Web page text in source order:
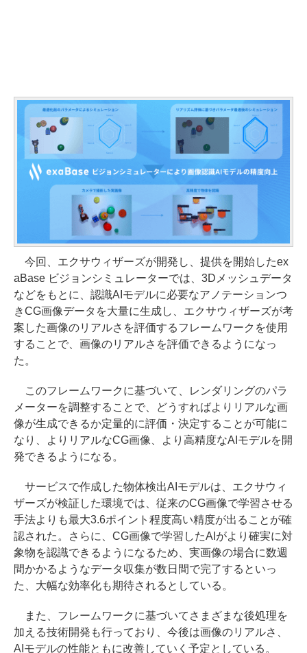
今回、エクサウィザーズが開発し、提供を開始したex
aBase ビジョンシミュレーターでは、3Dメッシュデータ
などをもとに、認識AIモデルに必要なアノテーションつ
きCG画像データを大量に生成し、エクサウィザーズが考
案した画像のリアルさを評価するフレームワークを使用
することで、画像のリアルさを評価できるようになっ
た。
このフレームワークに基づいて、レンダリングのパラ
メーターを調整することで、どうすればよりリアルな画
像が生成できるか定量的に評価・決定することが可能に
なり、よりリアルなCG画像、より高精度なAIモデルを開
発できるようになる。
サービスで作成した物体検出AIモデルは、エクサウィ
ザーズが検証した環境では、従来のCG画像で学習させる
手法よりも最大3.6ポイント程度高い精度が出ることが確
認された。さらに、CG画像で学習したAIがより確実に対
象物を認識できるようになるため、実画像の場合に数週
間かかるようなデータ収集が数日間で完了するといっ
た、大幅な効率化も期待されるとしている。
また、フレームワークに基づいてさまざまな後処理を
加える技術開発も行っており、今後は画像のリアルさ、
AIモデルの性能ともに改善していく予定としている。